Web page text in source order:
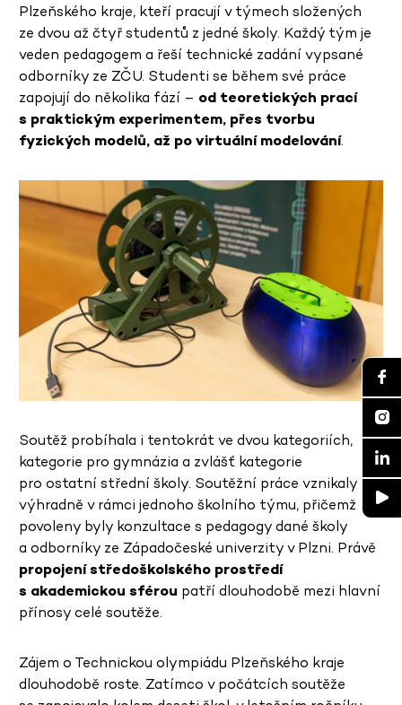
Plzeňského kraje, kteří pracují v týmech složených
ze dvou až čtyř studentů z jedné školy. Každý tým je
veden pedagogem a řeší technické zadání vypsané
odborníky ze ZČU. Studenti se během své práce
zapojují do několika fází – od teoretických prací
s praktickým experimentem, přes tvorbu
fyzických modelů, až po virtuální modelování.
Soutěž probíhala i tentokrát ve dvou kategoriích,
kategorie pro gymnázia a zvlášť kategorie
pro ostatní střední školy. Soutěžní práce vznikaly
výhradně v rámci jednoho školního týmu, přičemž
povoleny byly konzultace s pedagogy dané školy
a odborníky ze Západočeské univerzity v Plzni. Právě
propojení středoškolského prostředí
s akademickou sférou patří dlouhodobě mezi hlavní
přínosy celé soutěže.
Zájem o Technickou olympiádu Plzeňského kraje
dlouhodobě roste. Zatímco v počátcích soutěže